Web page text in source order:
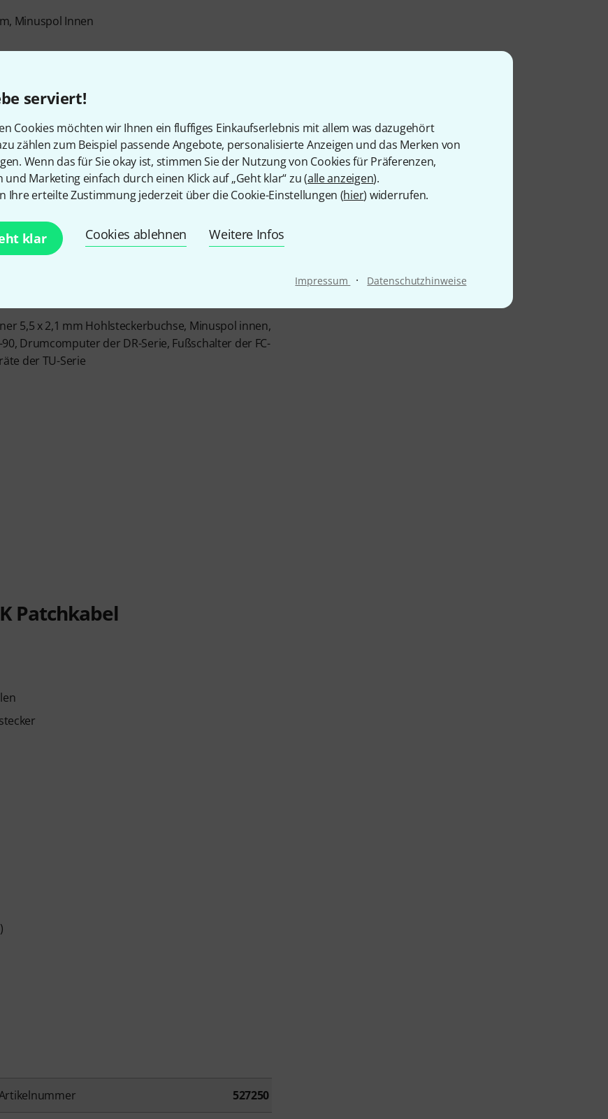
serviert!
Cookies möchten wir Ihnen ein fluffiges Einkaufserlebnis mit allem was dazugehört
zählen zum Beispiel passende Angebote, personalisierte Anzeigen und das Merken von
Wenn das für Sie okay ist, stimmen Sie der Nutzung von Cookies für Präferenzen,
und Marketing einfach durch einen Klick auf „Geht klar“ zu (alle anzeigen).
Ihre erteilte Zustimmung jederzeit über die Cookie-Einstellungen (hier) widerrufen.
klar Cookies ablehnen Weitere Infos
Impressum · Datenschutzhinweise
Minuspol Innen
oder Tasterfunktion)
Schaltnetzteil
5,5 x 2,1 mm Hohlsteckerbuchse, Minuspol innen,
Drumcomputer der DR-Serie, Fußschalter der FC-
der TU-Serie
Patchkabel
527250